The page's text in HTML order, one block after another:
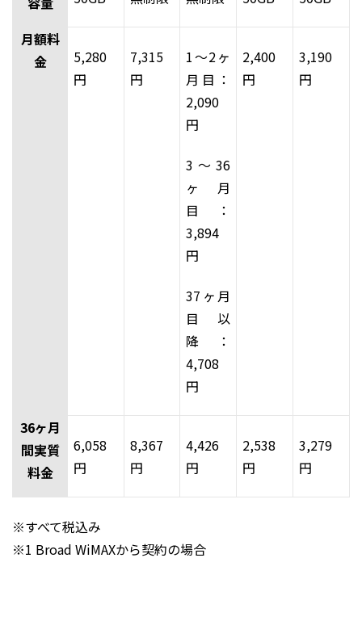
月額料
金
5,280
円
7,315
円
1～2ヶ
月目：
2,090
円
3～36
ヶ月
目：
3,894
円
37ヶ月
目以
降：
4,708
円
2,400
円
3,190
円
36ヶ月
間実質
料金
6,058
円
8,367
円
4,426
円
2,538
円
3,279
円
※すべて税込み
※1 Broad WiMAXから契約の場合